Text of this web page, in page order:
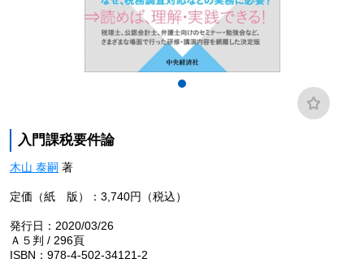
入門課税要件論
木山 泰嗣 著
定価（紙 版）：3,740円（税込）
発行日：2020/03/26
Ａ５判 / 296頁
ISBN：978-4-502-34121-2